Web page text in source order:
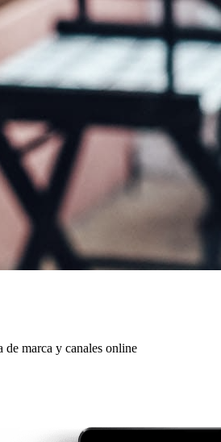
de marca y canales online